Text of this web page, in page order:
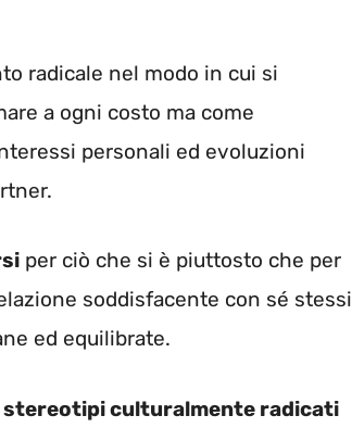
radicale nel modo in cui si
a ogni costo ma come
personali ed evoluzioni
per ciò che si è piuttosto che per
soddisfacente con sé stessi
ed equilibrate.
stereotipi culturalmente radicati